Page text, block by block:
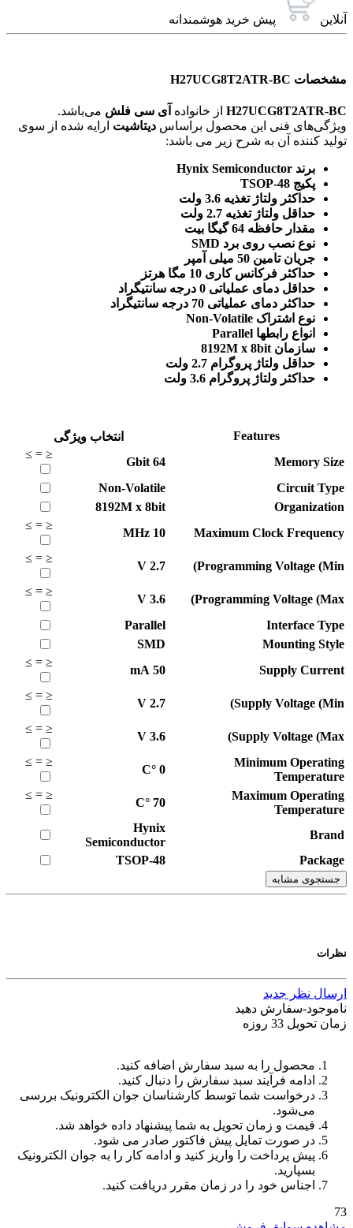
آنلاین پیش خرید هوشمندانه
مشخصات H27UCG8T2ATR-BC
H27UCG8T2ATR-BC از خانواده آی سی فلش می‌باشد.
ویژگی‌های فنی این محصول براساس دیتاشیت ارایه شده از سوی
تولید کننده آن به شرح زیر می باشد:
برند Hynix Semiconductor
پکیج TSOP-48
حداکثر ولتاژ تغذیه 3.6 ولت
حداقل ولتاژ تغذیه 2.7 ولت
مقدار حافظه 64 گیگا بیت
نوع نصب روی برد SMD
جریان تامین 50 میلی آمپر
حداکثر فرکانس کاری 10 مگا هرتز
حداقل دمای عملیاتی 0 درجه سانتیگراد
حداکثر دمای عملیاتی 70 درجه سانتیگراد
نوع اشتراک Non-Volatile
انواع رابطها Parallel
سازمان 8192M x 8bit
حداقل ولتاژ پروگرام 2.7 ولت
حداکثر ولتاژ پروگرام 3.6 ولت
Features
انتخاب ویژگی
Memory Size
64
Gbit
≤
=
≥
Circuit Type
Non-Volatile
Organization
8192M x 8bit
Maximum Clock Frequency
10
MHz
≤
=
≥
Programming Voltage (Min)
2.7
V
≤
=
≥
Programming Voltage (Max)
3.6
V
≤
=
≥
Interface Type
Parallel
Mounting Style
SMD
Supply Current
50
mA
≤
=
≥
Supply Voltage (Min)
2.7
V
≤
=
≥
Supply Voltage (Max)
3.6
V
≤
=
≥
Minimum Operating
Temperature
0
°C
≤
=
≥
Maximum Operating
Temperature
70
°C
≤
=
≥
Brand
Hynix
Semiconductor
Package
TSOP-48
جستجوی مشابه
نظرات
ارسال نظر جدید
ناموجود-سفارش دهید
زمان تحویل 33 روزه
محصول را به سبد سفارش اضافه کنید.
ادامه فرآیند سبد سفارش را دنبال کنید.
درخواست شما توسط کارشناسان جوان الکترونیک بررسی
می‌شود.
قیمت و زمان تحویل به شما پیشنهاد داده خواهد شد.
در صورت تمایل پیش فاکتور صادر می شود.
پیش پرداخت را واریز کنید و ادامه کار را به جوان الکترونیک
بسپارید.
اجناس خود را در زمان مقرر دریافت کنید.
73